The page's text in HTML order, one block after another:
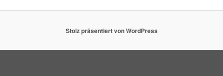
Stolz präsentiert von WordPress